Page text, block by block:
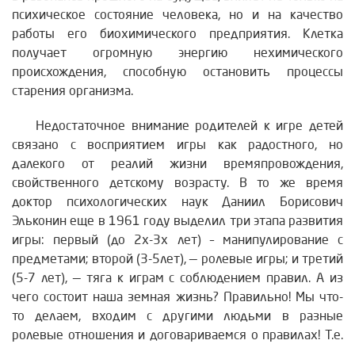
психическое состояние человека, но и на качество
работы его биохимического предприятия. Клетка
получает огромную энергию нехимического
происхождения, способную остановить процессы
старения организма.
Недостаточное внимание родителей к игре детей
связано с восприятием игры как радостного, но
далекого от реалий жизни времяпровождения,
свойственного детскому возрасту. В то же время
доктор психологических наук Даниил Борисович
Эльконин еще в 1961 году выделил три этапа развития
игры: первый (до 2х-3х лет) – манипулирование с
предметами; второй (3-5лет), — ролевые игры; и третий
(5-7 лет), — тяга к играм с соблюдением правил. А из
чего состоит наша земная жизнь? Правильно! Мы что-
то делаем, входим с другими людьми в разные
ролевые отношения и договариваемся о правилах! Т.е.